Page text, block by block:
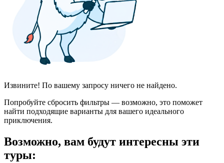
Извините! По вашему запросу ничего не найдено.
Попробуйте сбросить фильтры — возможно, это поможет
найти подходящие варианты для вашего идеального
приключения.
Возможно, вам будут интересны эти
туры: